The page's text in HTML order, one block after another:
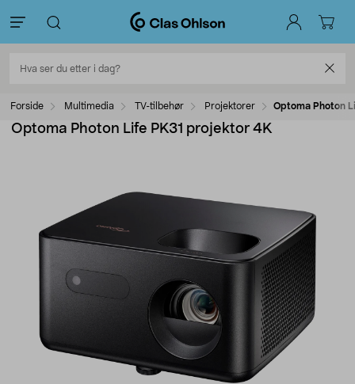
Forside Multimedia TV-tilbehør Projektorer Optoma Photon
Optoma Photon Life PK31 projektor 4K